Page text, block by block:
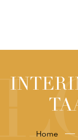
Home